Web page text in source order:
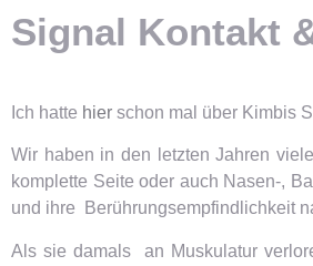
Signal Kontakt
Ich hatte hier schon mal über Kimbis
Wir haben in den letzten Jahren
komplette Seite oder auch Nasen-,
und ihre Berührungsempfindlichkeit
Als sie damals an Muskulatur